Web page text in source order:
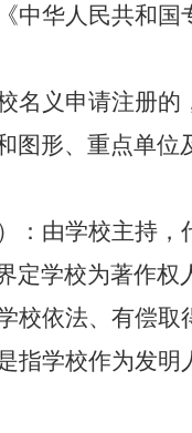
中华人民共和
名义申请注册
图形、重点单
：由学校主持
定学校为著作权
校依法、有偿取
指学校作为发